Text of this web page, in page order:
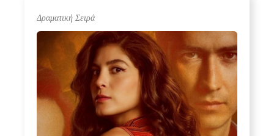
Δραματική Σειρά